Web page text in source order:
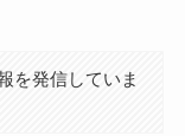
を発信していま